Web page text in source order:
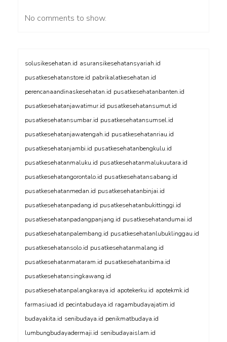
No comments to show.
solusikesehatan.id asuransikesehatansyariah.id
pusatkesehatanstore.id pabrikalatkesehatan.id
perencanaandinaskesehatan.id pusatkesehatanbanten.id
pusatkesehatanjawatimur.id pusatkesehatansumut.id
pusatkesehatansumbar.id pusatkesehatansumsel.id
pusatkesehatanjawatengah.id pusatkesehatanriau.id
pusatkesehatanjambi.id pusatkesehatanbengkulu.id
pusatkesehatanmaluku.id pusatkesehatanmalukuutara.id
pusatkesehatangorontalo.id pusatkesehatansabang.id
pusatkesehatanmedan.id pusatkesehatanbinjai.id
pusatkesehatanpadang.id pusatkesehatanbukittinggi.id
pusatkesehatanpadangpanjang.id pusatkesehatandumai.id
pusatkesehatanpalembang.id pusatkesehatanlubuklinggau.id
pusatkesehatansolo.id pusatkesehatanmalang.id
pusatkesehatanmataram.id pusatkesehatanbima.id
pusatkesehatansingkawang.id
pusatkesehatanpalangkaraya.id apotekerku.id apotekmk.id
farmasiuad.id pecintabudaya.id ragambudayajatim.id
budayakita.id senibudaya.id penikmatbudaya.id
lumbungbudayadermaji.id senibudayaislam.id